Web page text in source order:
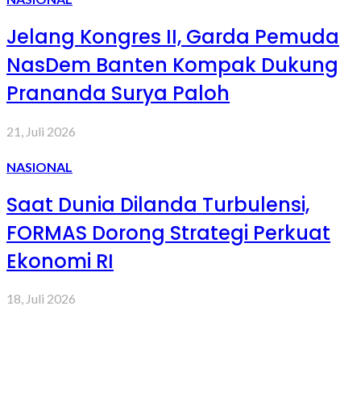
Jelang Kongres II, Garda Pemuda
NasDem Banten Kompak Dukung
Prananda Surya Paloh
21, Juli 2026
NASIONAL
Saat Dunia Dilanda Turbulensi,
FORMAS Dorong Strategi Perkuat
Ekonomi RI
18, Juli 2026